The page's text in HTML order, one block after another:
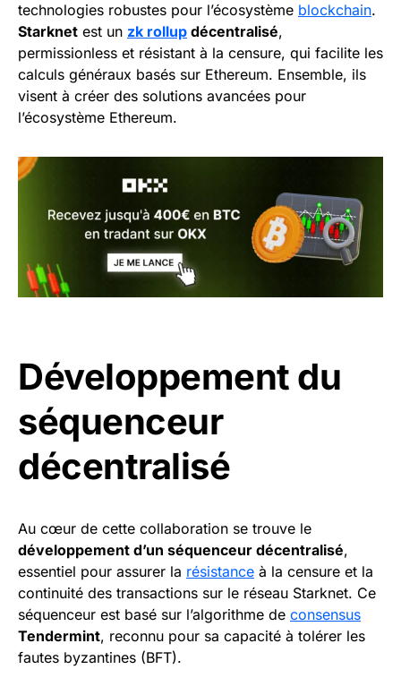
technologies robustes pour l’écosystème blockchain.
Starknet est un zk rollup décentralisé,
permissionless et résistant à la censure, qui facilite les
calculs généraux basés sur Ethereum. Ensemble, ils
visent à créer des solutions avancées pour
l’écosystème Ethereum.
Développement du
séquenceur
décentralisé
Au cœur de cette collaboration se trouve le
développement d’un séquenceur décentralisé,
essentiel pour assurer la résistance à la censure et la
continuité des transactions sur le réseau Starknet. Ce
séquenceur est basé sur l’algorithme de consensus
Tendermint, reconnu pour sa capacité à tolérer les
fautes byzantines (BFT).